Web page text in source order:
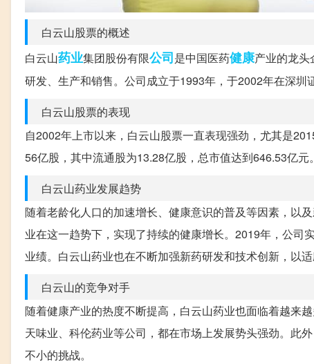
白云山股票的概述
白云山药业集团股份有限公司是中国医药健康产业的龙头
研发、生产和销售。公司成立于1993年，于2002年在深圳
白云山股票的表现
自2002年上市以来，白云山股票一直表现强劲，尤其是
56亿股，其中流通股为13.28亿股，总市值达到646.53亿元
白云山药业发展趋势
随着老龄化人口的加速增长、健康意识的普及等因素，以
业在这一趋势下，实现了持续的健康增长。2019年，公
业绩。白云山药业也在不断加强新药研发和技术创新，以适
白云山的竞争对手
随着健康产业的热度不断提高，白云山药业也面临着越来
天味业、科伦药业等公司，都在市场上发展势头强劲。此
不小的挑战。